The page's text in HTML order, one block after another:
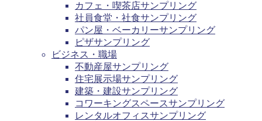
カフェ・喫茶店サンプリング
社員食堂・社食サンプリング
パン屋・ベーカリーサンプリング
ピザサンプリング
ビジネス・職場
不動産屋サンプリング
住宅展示場サンプリング
建築・建設サンプリング
コワーキングスペースサンプリング
レンタルオフィスサンプリング